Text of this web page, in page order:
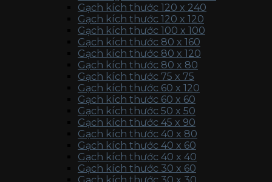
Gạch kích thước 120 x 240
Gạch kích thước 120 x 120
Gạch kích thước 100 x 100
Gạch kích thước 80 x 160
Gạch kích thước 80 x 120
Gạch kích thước 80 x 80
Gạch kích thước 75 x 75
Gạch kích thước 60 x 120
Gạch kích thước 60 x 60
Gạch kích thước 50 x 50
Gạch kích thước 45 x 90
Gạch kích thước 40 x 80
Gạch kích thước 40 x 60
Gạch kích thước 40 x 40
Gạch kích thước 30 x 60